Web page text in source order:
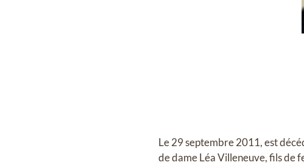
Le 29 septembre 2011, est
de dame Léa Villeneuve, fils de